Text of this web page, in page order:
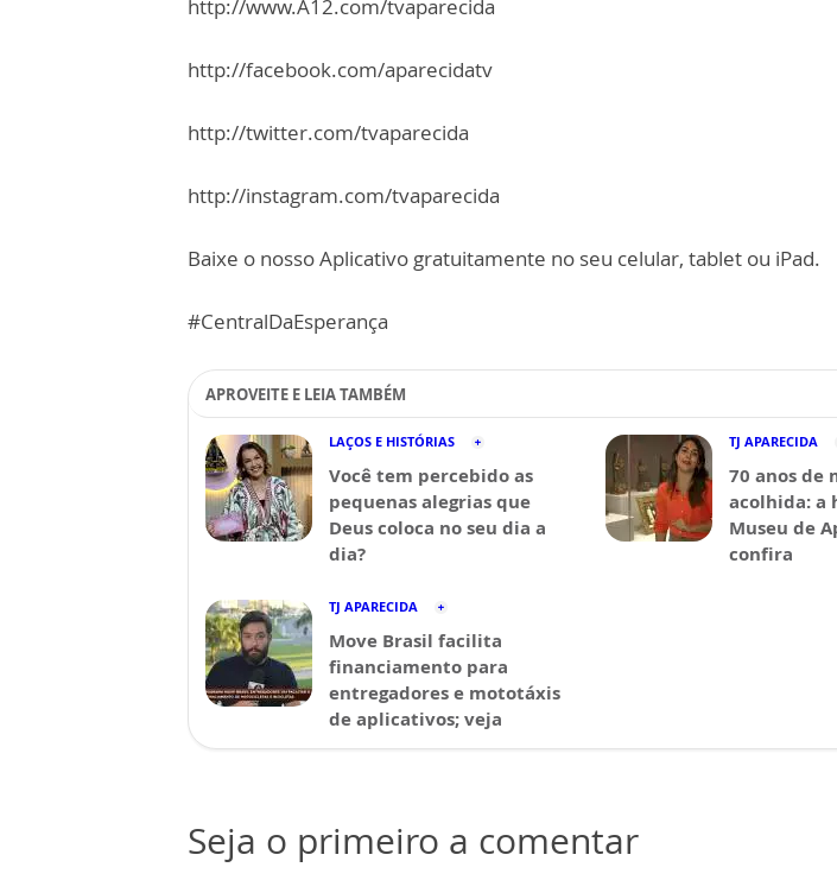
http://www.A12.com/tvaparecida
http://facebook.com/aparecidatv
http://twitter.com/tvaparecida
http://instagram.com/tvaparecida
Baixe o nosso Aplicativo gratuitamente no seu celular, tablet ou iPad.
#CentralDaEsperança
APROVEITE E LEIA TAMBÉM
LAÇOS E HISTÓRIAS
Você tem percebido as
pequenas alegrias que
Deus coloca no seu dia a
dia?
TJ APARECIDA
70 anos de
acolhida: a
Museu de
confira
TJ APARECIDA
Move Brasil facilita
financiamento para
entregadores e mototáxis
de aplicativos; veja
Seja o primeiro a comentar